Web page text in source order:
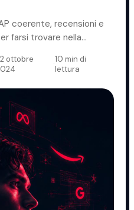
coerente, recensioni e
farsi trovare nella
ottobre
·10 min di
lettura